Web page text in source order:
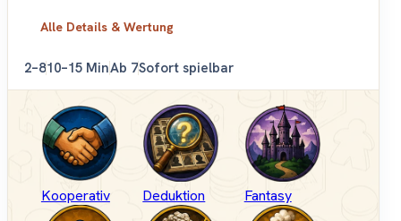
Alle Details & Wertung
2–810–15 MinAb 7Sofort spielbar
Kooperativ Deduktion Fantasy